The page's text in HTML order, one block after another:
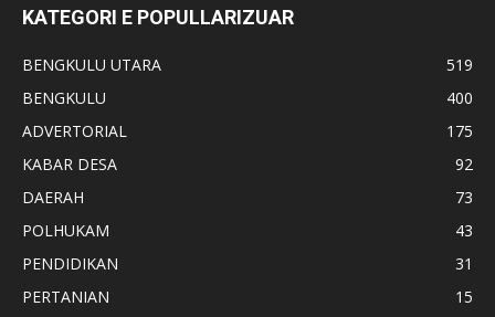
KATEGORI E POPULLARIZUAR
BENGKULU UTARA
519
BENGKULU
400
ADVERTORIAL
175
KABAR DESA
92
DAERAH
73
POLHUKAM
43
PENDIDIKAN
31
PERTANIAN
15